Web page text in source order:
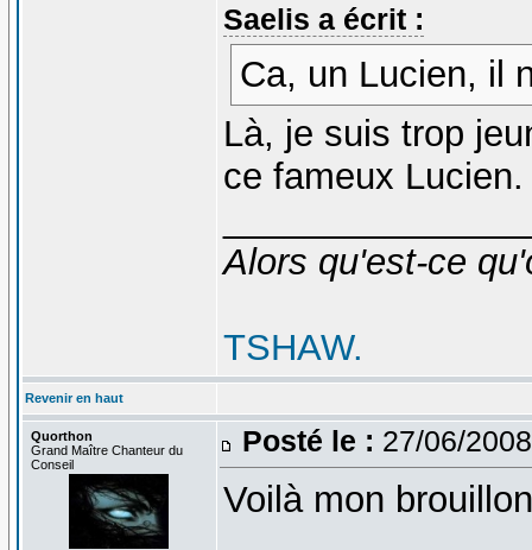
Saelis a écrit :
Ca, un Lucien, il
Là, je suis trop
ce fameux
Alors qu'est-ce
TSHAW.
Revenir en haut
Quorthon
Grand Maître Chanteur du
Conseil
Posté le : 27/06/
Voilà mon